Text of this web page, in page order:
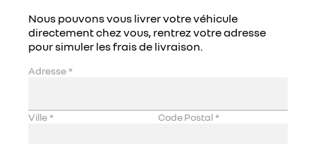
Nous pouvons vous livrer votre véhicule
directement chez vous, rentrez votre adresse
pour simuler les frais de livraison.
Adresse*
Ville* Code Postal*